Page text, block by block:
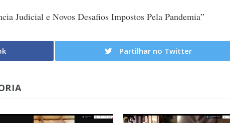
Judicial e Novos Desafios Impostos Pela Pandemia”
Partilhar no Twitter